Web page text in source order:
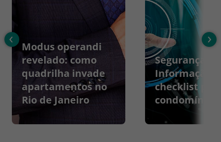
Modus operandi
revelado: como
quadrilha invade
apartamentos no
Rio de Janeiro
Segurança da
Informação:
checklist
condomínios
‹ ›